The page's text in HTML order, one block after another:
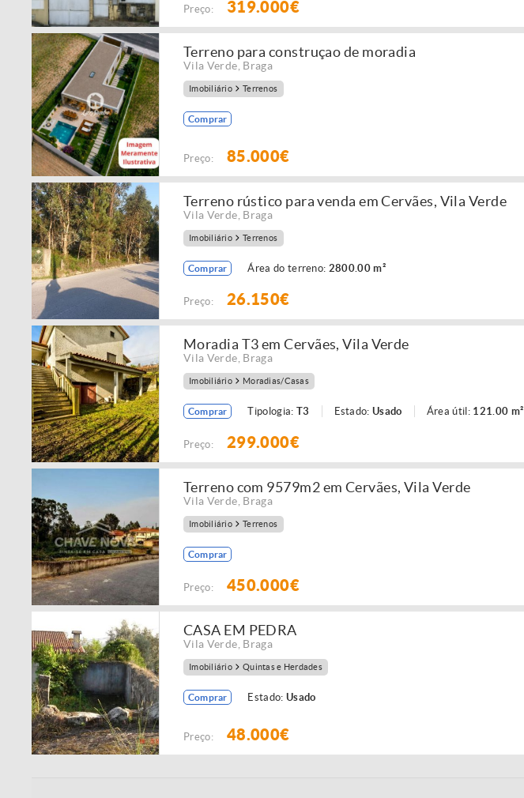
Preço: 319.000€
Terreno para construçao de moradia
Vila Verde Braga
Imobiliário Terrenos
Comprar
Preço: 85.000€
Terreno rústico para venda em Cervães, Vila Verde
Vila Verde Braga
Imobiliário Terrenos
Comprar Área do terreno: 2800.00 m²
Preço: 26.150€
Moradia T3 em Cervães, Vila Verde
Vila Verde Braga
Imobiliário Moradias/Casas
Comprar Tipologia: T3 Estado:Usado Área útil: 121.00 m²
Preço: 299.000€
Terreno com 9579m2 em Cervães, Vila Verde
Vila Verde Braga
Imobiliário Terrenos
Comprar
Preço: 450.000€
CASA EM PEDRA
Vila Verde Braga
Imobiliário Quintas e Herdades
Comprar Estado: Usado
Preço: 48.000€